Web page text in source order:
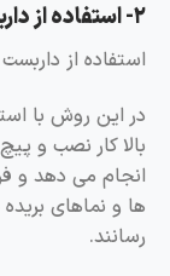
۲- استفاده از داربست در کرج و تهران
استفاده از
در این روش با
بالا کار نصب و
انجام می دهد و
ها و نماهای
رسانند.